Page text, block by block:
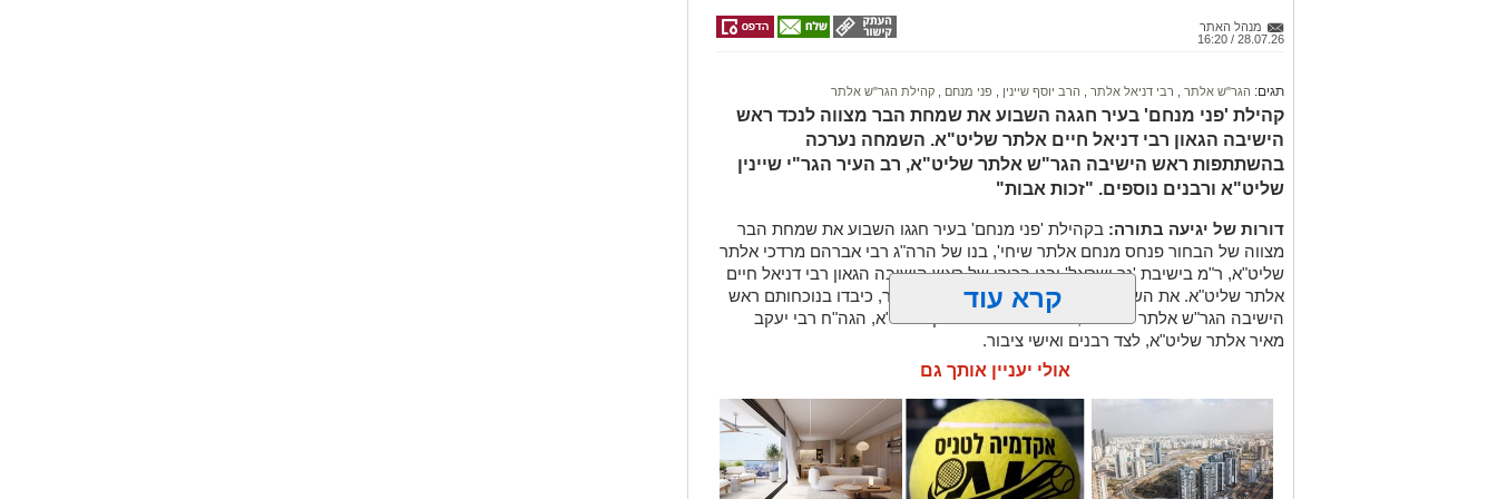
מנהל האתר
28.07.26 / 16:20
תגים: הגר"ש אלתר רבי דניאל אלתר הרב יוסף שיינין פני מנחם קהילת הגר"ש אלתר
קהילת 'פני מנחם' בעיר חגגה השבוע את שמחת הבר מצווה לנכד ראש
הישיבה הגאון רבי דניאל חיים אלתר שליט"א. השמחה נערכה
בהשתתפות ראש הישיבה הגר"ש אלתר שליט"א, רב העיר הגר"י שיינין
שליט"א ורבנים נוספים. "זכות אבות"
דורות של יגיעה בתורה: בקהילת 'פני מנחם' בעיר חגגו השבוע את שמחת הבר
מצווה של הבחור פנחס מנחם אלתר שיחי', בנו של הרה"ג רבי אברהם מרדכי אלתר
שליט"א, ר"מ בישיבת 'נר ישראל' ובנו בכורו של ראש הישיבה הגאון רבי דניאל חיים
אלתר שליט"א. את השמחה, שהתקיימה באולמי ויזניץ בעיר, כיבדו בנוכחותם ראש
הישיבה הגר"ש אלתר שליט"א, רב העיר הגר"י שיינין שליט"א, הגה"ח רבי יעקב
מאיר אלתר שליט"א, לצד רבנים ואישי ציבור.
קרא עוד
אולי יעניין אותך גם